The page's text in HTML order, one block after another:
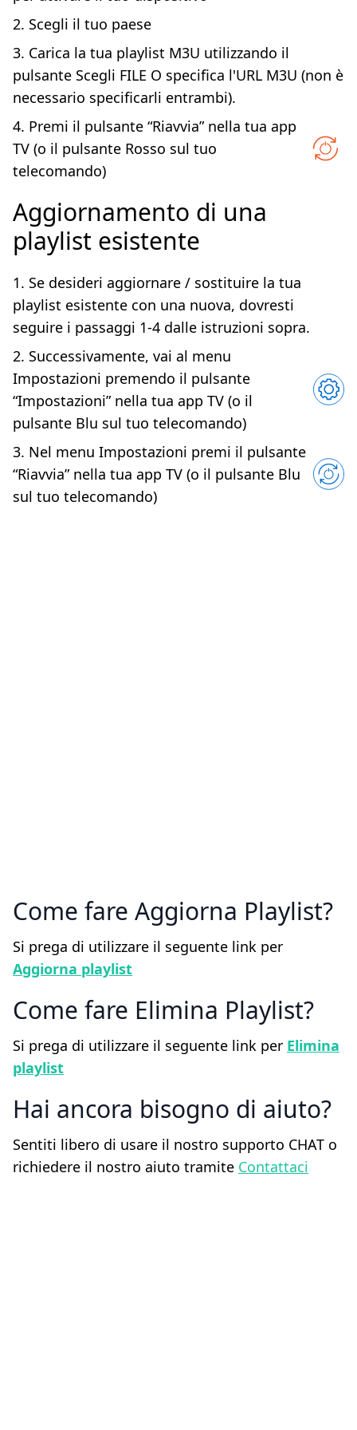
2. Scegli il tuo paese
3. Carica la tua playlist M3U utilizzando il
pulsante Scegli FILE O specifica l'URL M3U (non è
necessario specificarli entrambi).
4. Premi il pulsante “Riavvia” nella tua app
TV (o il pulsante Rosso sul tuo
telecomando)
Aggiornamento di una
playlist esistente
1. Se desideri aggiornare / sostituire la tua
playlist esistente con una nuova, dovresti
seguire i passaggi 1-4 dalle istruzioni sopra.
2. Successivamente, vai al menu
Impostazioni premendo il pulsante
“Impostazioni” nella tua app TV (o il
pulsante Blu sul tuo telecomando)
3. Nel menu Impostazioni premi il pulsante
“Riavvia” nella tua app TV (o il pulsante Blu
sul tuo telecomando)
Come fare Aggiorna Playlist
Si prega di utilizzare il seguente link per
Aggiorna playlist
Come fare Elimina Playlist
Si prega di utilizzare il seguente link per Elimina
playlist
Hai ancora bisogno di aiuto
Sentiti libero di usare il nostro supporto CHAT o
richiedere il nostro aiuto tramite Contattaci